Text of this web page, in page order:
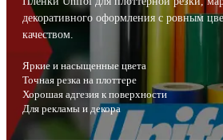
декоративного оформления с ровным
качеством.
Яркие и насыщенные цвета
Точная резка на плоттере
Хорошая адгезия к поверхности
Для рекламы и декора